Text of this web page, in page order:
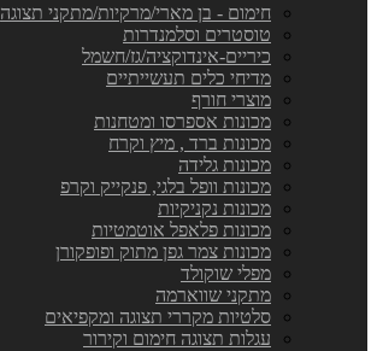
חימום - בן מארי/מרקיות/מתקני תצוגה
טוסטרים וסלמנדרות
כיריים-אינדוקציה/גז/חשמל
מדיחי כלים תעשייתיים
מוצרי חורף
מכונות אספרסו ומטחנות
מכונות ברד , מיץ וקרח
מכונות גלידה
מכונות וופל בלגי, פנקייק וקרפ
מכונות נקניקיות
מכונות פלאפל אוטמטיות
מכונות צמר גפן מתוק ופופקורן
מפלי שוקולד
מתקני שווארמה
סלטיות מקררי תצוגה ומקפיאים
עגלות תצוגה חימום וקירור